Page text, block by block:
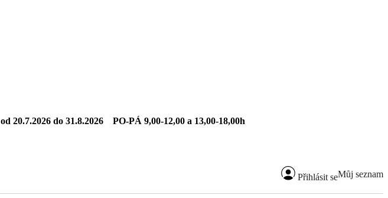
od 20.7.2026 do 31.8.2026 PO-PÁ 9,00-12,00 a 13,00-18,00h
Přihlásit seMůj seznam